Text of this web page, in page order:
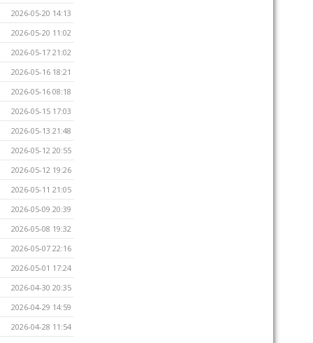
2026-05-20 14:13
2026-05-20 11:02
2026-05-17 21:02
2026-05-16 18:21
2026-05-16 08:18
2026-05-15 17:03
2026-05-13 21:48
2026-05-12 20:55
2026-05-12 19:26
2026-05-11 21:05
2026-05-09 20:39
2026-05-08 19:32
2026-05-07 22:16
2026-05-01 17:24
2026-04-30 20:35
2026-04-29 14:59
2026-04-28 11:54